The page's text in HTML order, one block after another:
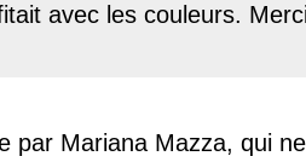
avec les couleurs.
par Mariana Mazza, qui